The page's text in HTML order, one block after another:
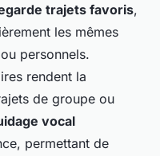
trajets favoris,
les mêmes
personnels.
rendent la
de groupe ou
vocal
permettant de